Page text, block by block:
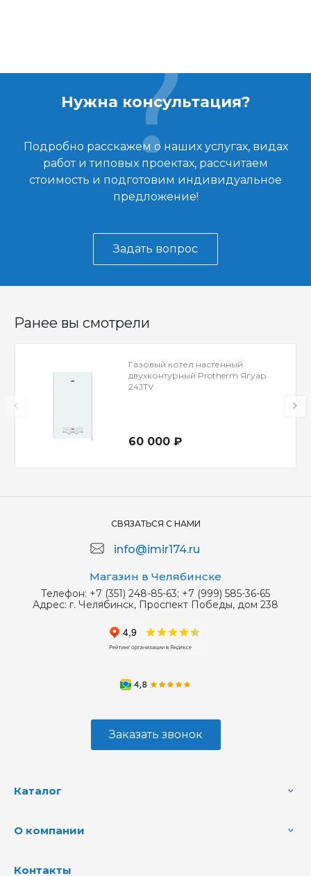
Нужна консультация?
Подробно расскажем о наших услугах, видах
работ и типовых проектах, рассчитаем
стоимость и подготовим индивидуальное
предложение!
Задать вопрос
Ранее вы смотрели
Газовый котел настенный
двухконтурный Protherm Ягуар
24JTV
60 000 ₽
СВЯЗАТЬСЯ С НАМИ
info@imir174.ru
Магазин в Челябинске
Телефон: +7 (351) 248-85-63; +7 (999) 585-36-65
Адрес: г. Челябинск, Проспект Победы, дом 238
Заказать звонок
Каталог
О компании
Контакты